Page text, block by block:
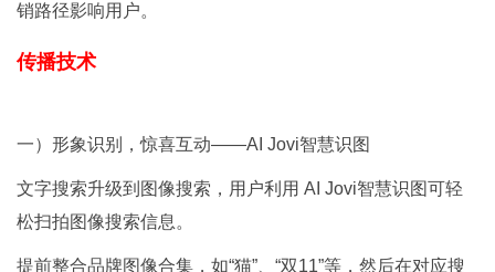
销路径影响用户。
传播技术
一）形象识别，惊喜互动——AI Jovi智慧识图
文字搜索升级到图像搜索，用户利用 AI Jovi智慧识图可轻
松扫拍图像搜索信息。
提前整合品牌图像合集，如“猫”、“双11”等，然后在对应搜